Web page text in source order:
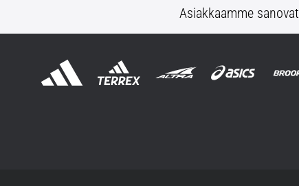
Asiakkaamme sanovat